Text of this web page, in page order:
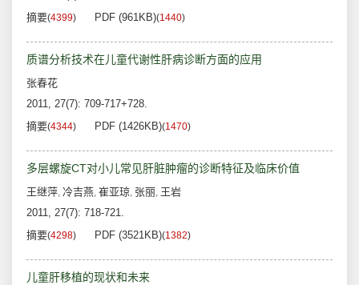
摘要(4399) PDF (961KB)(1440)
质谱分析技术在儿童代谢性肝病诊断方面的应用
张春花
2011, 27(7): 709-717+728.
摘要(4344) PDF (1426KB)(1470)
多层螺旋CT对小儿常见肝脏肿瘤的诊断特征及临床价值
王继萍, 冷吉燕, 崔亚琼, 张丽, 王岩
2011, 27(7): 718-721.
摘要(4298) PDF (3521KB)(1382)
儿童肝移植的现状和未来